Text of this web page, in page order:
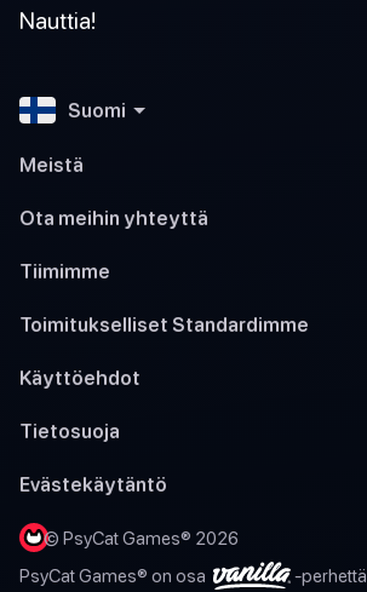
Nauttia!
Suomi
Meistä
Ota meihin yhteyttä
Tiimimme
Toimitukselliset Standardimme
Käyttöehdot
Tietosuoja
Evästekäytäntö
© PsyCat Games® 2026
PsyCat Games® on osa
-perhettä.